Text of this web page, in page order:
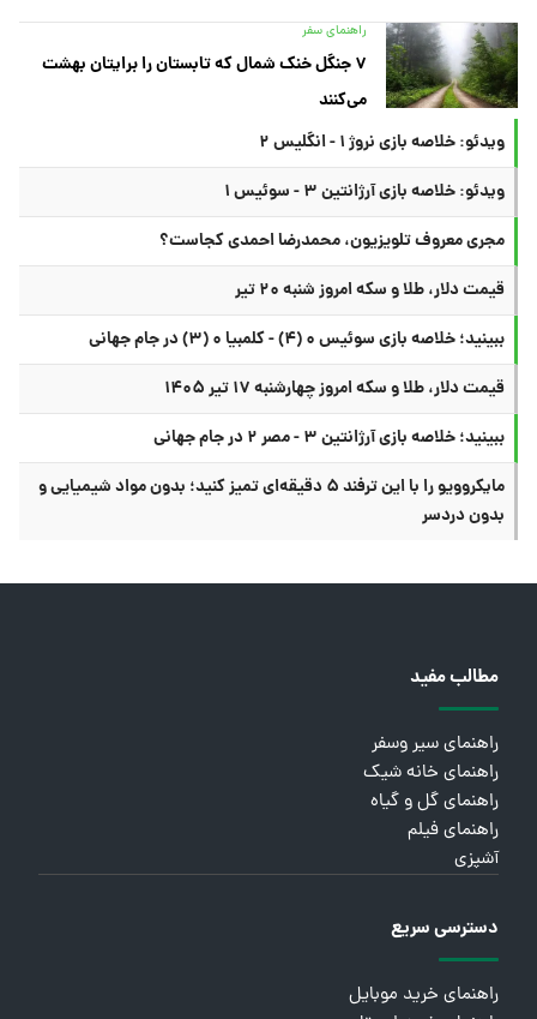
راهنمای سفر
۷ جنگل خنک شمال که تابستان را برایتان بهشت
می‌کنند
ویدئو: خلاصه بازی نروژ ۱ - انگلیس ۲
ویدئو: خلاصه بازی آرژانتین ۳ - سوئیس ۱
مجری معروف تلویزیون، محمدرضا احمدی کجاست؟
قیمت دلار، طلا و سکه امروز شنبه ۲۰ تیر
ببینید؛ خلاصه بازی سوئیس ۰ (۴) - کلمبیا ۰ (۳) در جام جهانی
قیمت دلار، طلا و سکه امروز چهارشنبه ۱۷ تیر ۱۴۰۵
ببینید؛ خلاصه بازی آرژانتین ۳ - مصر ۲ در جام جهانی
مایکروویو را با این ترفند ۵ دقیقه‌ای تمیز کنید؛ بدون مواد شیمیایی و
بدون دردسر
مطالب مفید
راهنمای سیر وسفر
راهنمای خانه شیک
راهنمای گل و گیاه
راهنمای فیلم
آشپزی
دسترسی سریع
راهنمای خرید موبایل